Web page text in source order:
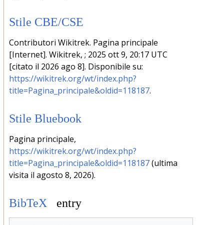
Stile CBE/CSE
Contributori Wikitrek. Pagina principale
[Internet]. Wikitrek, ; 2025 ott 9, 20:17 UTC
[citato il 2026 ago 8]. Disponibile su:
https://wikitrek.org/wt/index.php?
title=Pagina_principale&oldid=118187.
Stile Bluebook
Pagina principale,
https://wikitrek.org/wt/index.php?
title=Pagina_principale&oldid=118187(ultima
visita il agosto 8, 2026).
BibTeX entry